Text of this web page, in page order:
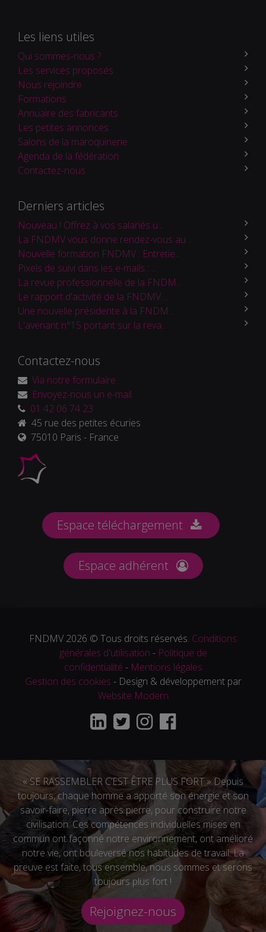
Les liens utiles
Qui sommes-nous ?
Les services proposés
Nous rejoindre
Formations
Annuaire des fabricants
Les petites annonces
Salons de la maroquinerie
Agenda de la fédération
Contactez-nous
Derniers articles
Nouveau ! Offrez à vos salariés u...
La FNDMV vous donne rendez-vous au ...
Nouvelle formation FNDMV : Entretie...
Pixels de suivi dans les e-mails : ...
La revue professionnelle de la FNDM...
Le rapport d'activité de la FNDMV ...
Une nouvelle présidente à la FNDM...
L'avenant n°15 portant sur la reva...
Contactez-nous
Via notre formulaire
Envoyez-nous un e-mail
01 42 06 74 23
45 rue des petites écuries
75010 Paris - France
Espace téléchargement
Espace adhérent
FNDMV 2026 © Tous droits réservés. Conditions
générales d'utilisation - Politique de
confidentialité - Mentions légales
Gestion des cookies - Design & développement par
Website Modern
« SE RASSEMBLER C’EST ÊTRE PLUS FORT » Depuis
toujours, chaque homme a apporté son énergie et son
savoir-faire, pierre après pierre, pour construire notre
civilisation. Ces compétences individuelles mises en
commun ont façonné notre environnement, ont amélioré
notre vie, ont bouleversé nos habitudes de travail. La
preuve est faite, tous ensemble, nous sommes et serons
toujours plus fort !
Rejoignez-nous